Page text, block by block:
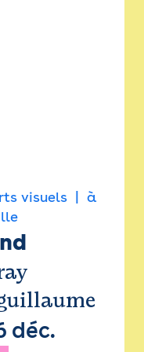
visuels
à
déc.